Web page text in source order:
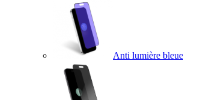
Anti lumière bleue